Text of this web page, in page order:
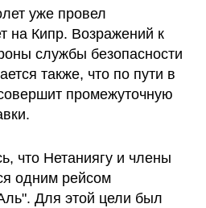
уже провел
на Кипр. Возражений к
службы безопасности
также, что по пути в
промежуточную
что Нетаниягу и члены
одним рейсом
Для этой цели был